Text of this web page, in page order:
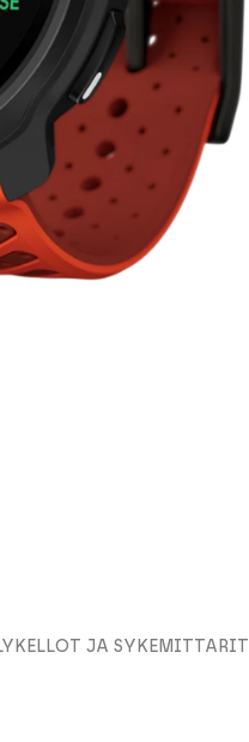
JA SYKEMITTARIT